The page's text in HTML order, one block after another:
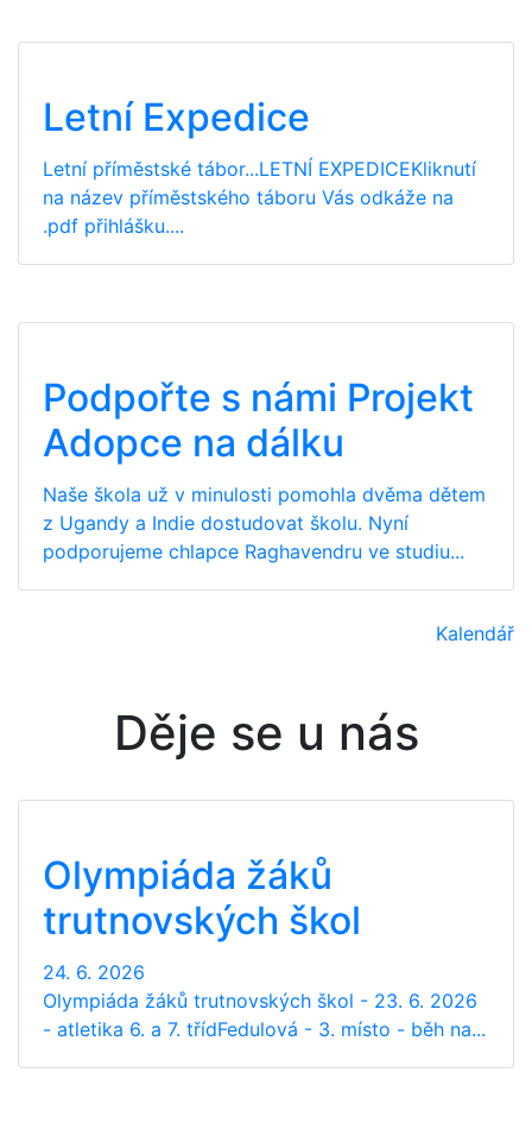
Letní Expedice
Letní příměstské tábor...LETNÍ EXPEDICEKliknutí
na název příměstského táboru Vás odkáže na
.pdf přihlášku....
Podpořte s námi Projekt
Adopce na dálku
Naše škola už v minulosti pomohla dvěma dětem
z Ugandy a Indie dostudovat školu. Nyní
podporujeme chlapce Raghavendru ve studiu...
Kalendář
Děje se u nás
Olympiáda žáků
trutnovských škol
24. 6. 2026
Olympiáda žáků trutnovských škol - 23. 6. 2026
- atletika 6. a 7. třídFedulová - 3. místo - běh na...